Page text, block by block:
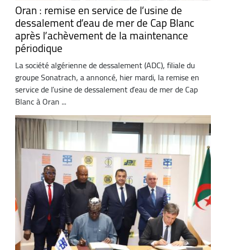
Oran : remise en service de l’usine de
dessalement d’eau de mer de Cap Blanc
après l’achèvement de la maintenance
périodique
La société algérienne de dessalement (ADC), filiale du
groupe Sonatrach, a annoncé, hier mardi, la remise en
service de l’usine de dessalement d’eau de mer de Cap
Blanc à Oran ...